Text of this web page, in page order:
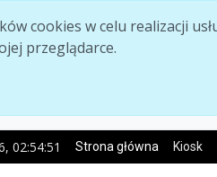
cookies w celu realizacji
przeglądarce.
02:54:52 Strona główna Kiosk